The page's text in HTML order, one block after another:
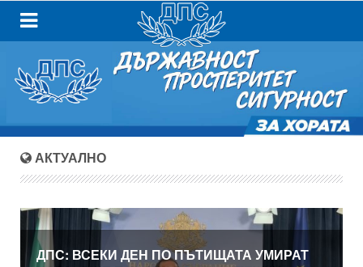
АКТУАЛНО
ДПС: ВСЕКИ ДЕН ПО ПЪТИЩАТА УМИРАТ